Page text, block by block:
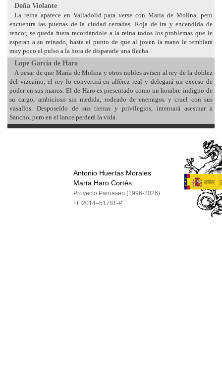
Doña Violante
La reina aparece en Valladolid para verse con María de Molina, pero
encuentra las puertas de la ciudad cerradas. Roja de ira y encendida de
rencor, se queda fuera recordándole a la reina todos los problemas que le
esperan a su reinado, hasta el punto de que al joven la mano le temblará
muy poco el pulso a la hora de dispararle una flecha.
Lope García de Haro
A pesar de que María de Molina y otros nobles avisen al rey de la doblez
del vizcaíno, el rey lo convertirá en alférez real y delegará un exceso de
poder en sus manos. El de Haro es presentado como un hombre indigno de
su cargo, ambicioso sin medida, rodeado de enemigos y cruel con sus
vasallos. Desposeído de sus tierras y privilegios, intentará asesinar a
Sancho, pero en el lance perderá la vida.
Antonio Huertas Morales
Marta Haro Cortés
Proyecto Parnaseo (1996-2026)
FFI2014–51781-P